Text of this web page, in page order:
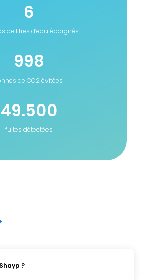
6
de litres d’eau épargnés
998
de CO2 évitées
49.500
fuites détectées
?